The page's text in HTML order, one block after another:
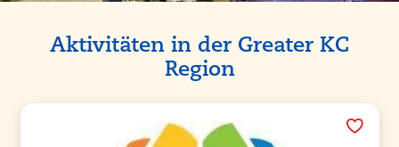
Aktivitäten in der Greater KC
Region